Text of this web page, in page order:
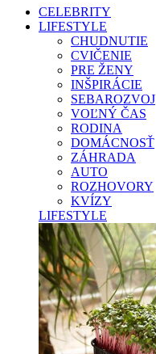
CELEBRITY
LIFESTYLE
CHUDNUTIE
CVIČENIE
PRE ŽENY
INŠPIRÁCIE
SEBAROZVOJ
VOĽNÝ ČAS
RODINA
DOMÁCNOSŤ
ZÁHRADA
AUTO
ROZHOVORY
KVÍZY
LIFESTYLE